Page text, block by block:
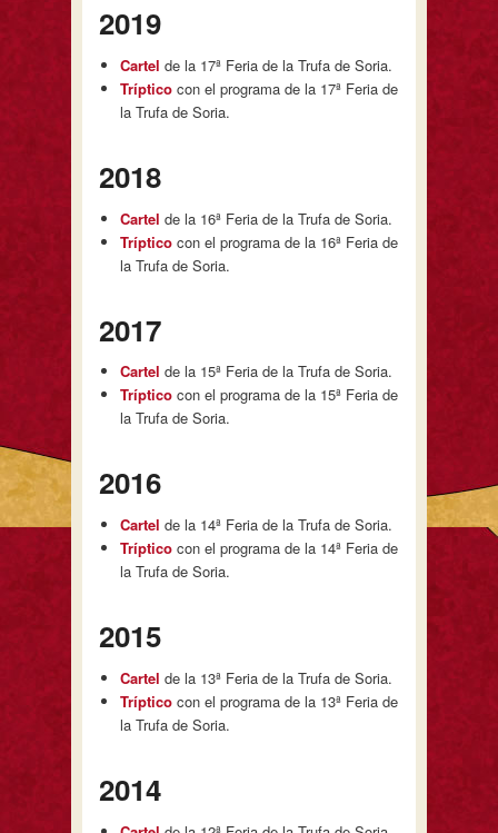
2019
Cartel de la 17ª Feria de la Trufa de Soria.
Tríptico con el programa de la 17ª Feria de
la Trufa de Soria.
2018
Cartel de la 16ª Feria de la Trufa de Soria.
Tríptico con el programa de la 16ª Feria de
la Trufa de Soria.
2017
Cartel de la 15ª Feria de la Trufa de Soria.
Tríptico con el programa de la 15ª Feria de
la Trufa de Soria.
2016
Cartel de la 14ª Feria de la Trufa de Soria.
Tríptico con el programa de la 14ª Feria de
la Trufa de Soria.
2015
Cartel de la 13ª Feria de la Trufa de Soria.
Tríptico con el programa de la 13ª Feria de
la Trufa de Soria.
2014